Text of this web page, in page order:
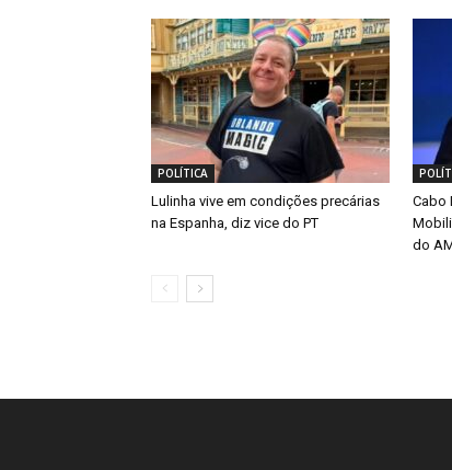
POLÍTICA
Lulinha vive em condições precárias
na Espanha, diz vice do PT
Cabo
do